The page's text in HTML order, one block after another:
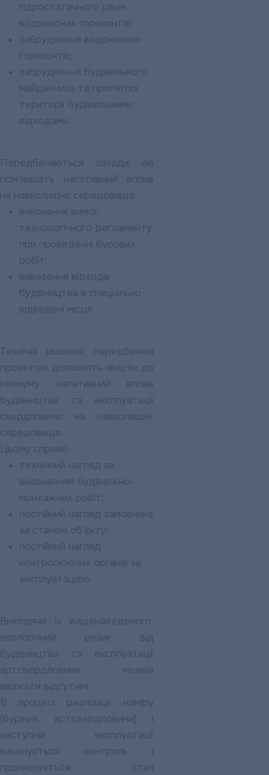
гідростатичного рівня
водоносних горизонтів;
забруднення водоносних
горизонтів;
забруднення будівельного
майданчика та прилеглої
території будівельними
відходами.
Передбачаються заходи, які
пом’якшать негативний вплив
на навколишнє середовище:
виконання вимог
технологічного регламенту
при проведенні бурових
робіт;
вивезення відходів
будівництва в спеціально
відведені місця.
Технічні рішення, передбачені
проектом, дозволять звести до
мінімуму негативний вплив
будівництва та експлуатації
свердловини на навколишнє
середовище.
Цьому сприяє:
технічний нагляд за
виконанням будівельно-
монтажних робіт;
постійний нагляд замовника
за станом об’єкту;
постійний нагляд
контролюючих органів за
експлуатацією.
Виходячи із вищенаведеного,
екологічний ризик від
будівництва та експлуатації
артсвердловини можна
вважати відсутнім.
В процесі реалізації наміру
(буріння артсвердловини) і
наступній експлуатації
виконується контроль і
прогнозується стан